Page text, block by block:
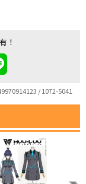
！
/ 1072-5041